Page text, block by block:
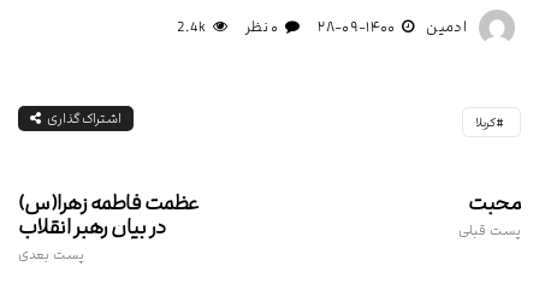
ادمین ۱۴۰۰-۰۹-۲۸ ۰ نظر 2.4k
کربلا اشتراک گذاری
عظمت فاطمه زهرا(س)
در بیان رهبر انقلاب
پست بعدی
محبت
پست قبلی